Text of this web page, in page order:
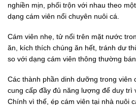
nghiền mịn, phối trộn với nhau theo
dạng cám viên nổi chuyên nuôi cá.
Cám viên nhẹ, tử nổi trên mặt nước
ăn, kích thích chúng ăn hết, tránh dư
so với dạng cám viên thông thường
Các thành phần dinh dưỡng trong viên
cung cấp đầy đủ năng lượng để duy trì
Chính vì thế, ép cám viên tại nhà nuôi